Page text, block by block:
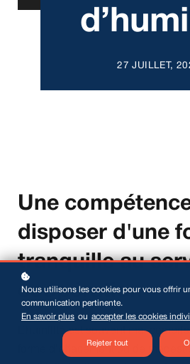
27 JUILLET,
Une
disposer d'une
tranquille au
coopération
L’humilité est souvent mal
forme d’effacement ou de
Nous utilisons les cookies pour vous offrir
communication pertinente.
En savoir plus ou accepter les cookies
Rejeter tout